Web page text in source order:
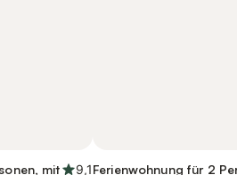
mit
9,1Ferienwohnung für 2